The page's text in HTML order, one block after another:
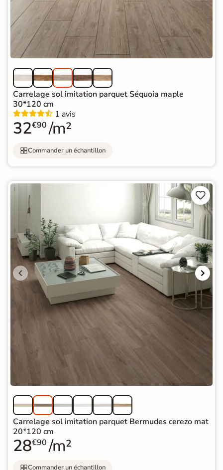
Carrelage sol imitation parquet Séquoia maple
30*120 cm
1 avis
32€90 /m²
Commander un échantillon


Carrelage sol imitation parquet Bermudes cerezo mat
20*120 cm
28€90 /m²
Commander un échantillon